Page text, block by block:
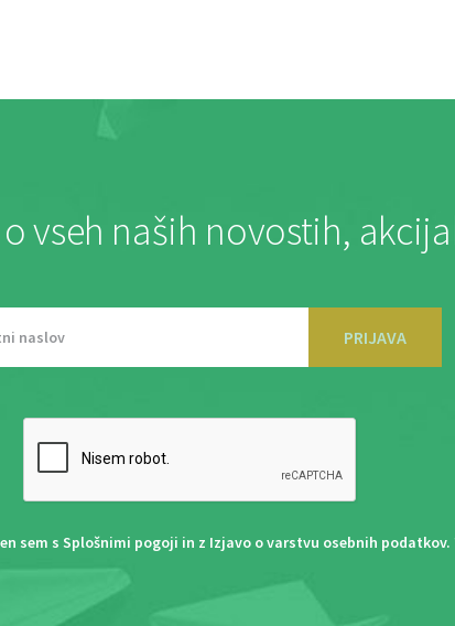
o vseh naših novostih,
PRIJAVA
sem s Splošnimi pogoji in z Izjavo o varstvu osebnih podatkov.